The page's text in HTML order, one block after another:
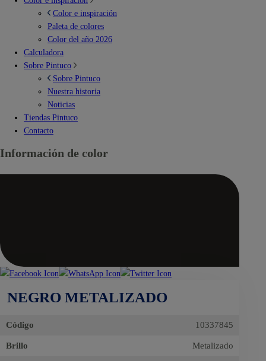
Color e inspiración
Paleta de colores
Color del año 2026
Calculadora
Sobre Pintuco
Sobre Pintuco
Nuestra historia
Noticias
Tiendas Pintuco
Contacto
Información de color
NEGRO METALIZADO
Código 10337845
Brillo Metalizado